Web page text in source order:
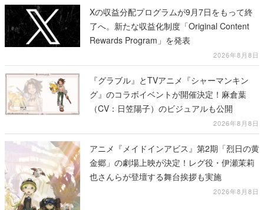
Xの収益分配プログラムが9月7日をもって終
了へ。新たな収益化制度「Original Content
Rewards Program」を発表
2026年8月8日
『グラブル』とTVアニメ『シャーマンキン
グ』のコラボイベントが開催決定！麻倉葉
（CV：日笠陽子）のビジュアルも公開
2026年8月8日
アニメ『メイドインアビス』第2期「烈日の黄
金郷」の劇場上映が決定！レグ役・伊瀬茉莉
也さんらが登壇する舞台挨拶も実施
2026年8月8日